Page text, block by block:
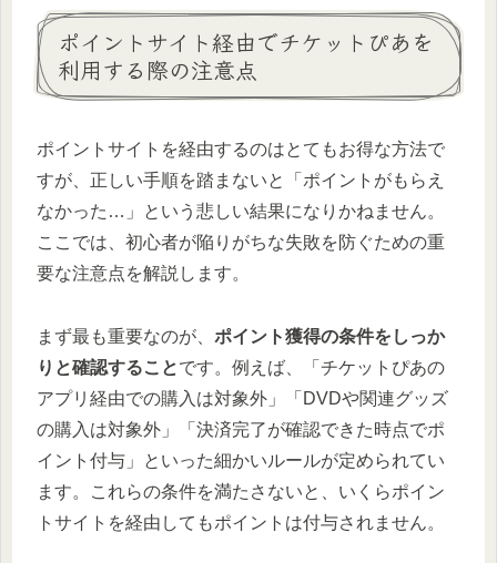
ポイントサイト経由でチケットぴあを
利用する際の注意点
ポイントサイトを経由するのはとてもお得な方法で
すが、正しい手順を踏まないと「ポイントがもらえ
なかった…」という悲しい結果になりかねません。
ここでは、初心者が陥りがちな失敗を防ぐための重
要な注意点を解説します。
まず最も重要なのが、 ポイント獲得の条件をしっか
りと確認することです。例えば、「チケットぴあの
アプリ経由での購入は対象外」「DVDや関連グッズ
の購入は対象外」「決済完了が確認できた時点でポ
イント付与」といった細かいルールが定められてい
ます。これらの条件を満たさないと、いくらポイン
トサイトを経由してもポイントは付与されません。